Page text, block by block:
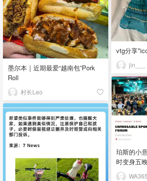
vtg分享
jin___
墨尔本｜近期最爱“越南包”Pork
Roll
村长Leo
珀斯的小
时变身五